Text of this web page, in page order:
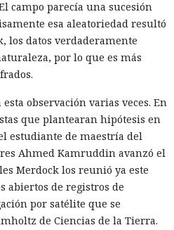
campo parecía una sucesión
esa aleatoriedad resultó
los datos verdaderamente
por lo que es más
observación varias veces. En
que plantearan hipótesis en
estudiante de maestría del
Ahmed Kamruddin avanzó el
Merdock los reunió ya este
abiertos de registros de
por satélite que se
de Ciencias de la Tierra.